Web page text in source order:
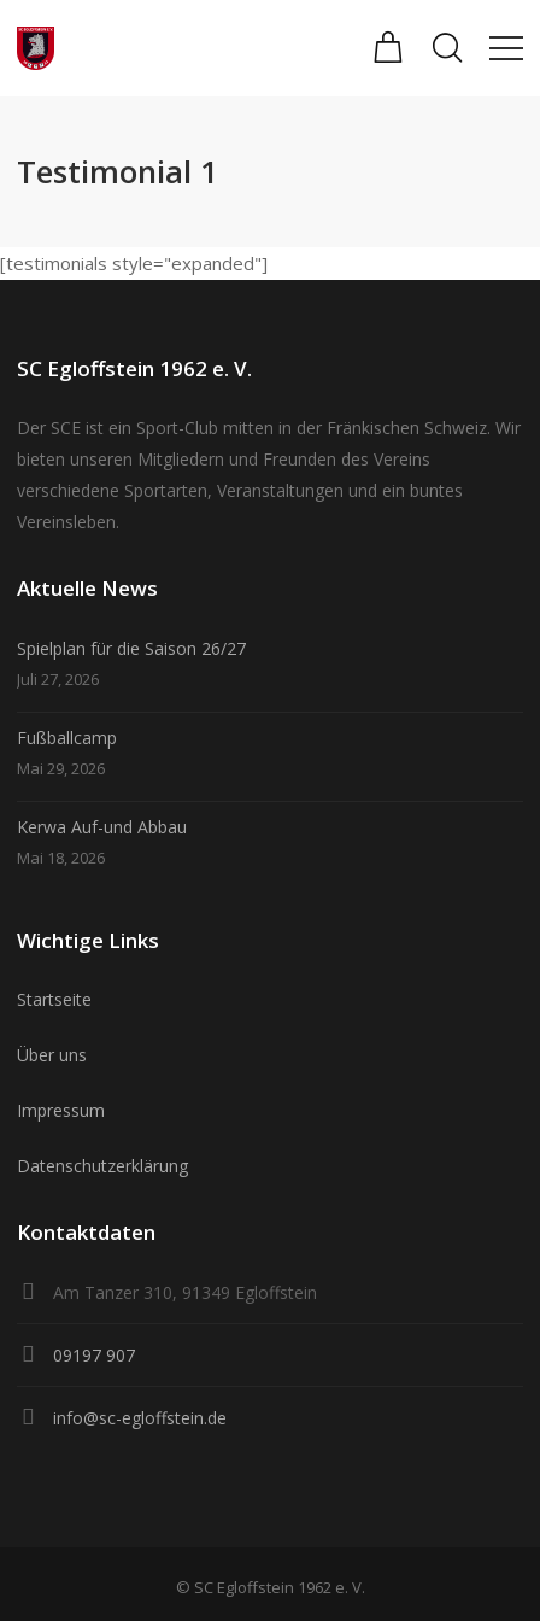
Testimonial 1
[testimonials style="expanded"]
SC Egloffstein 1962 e. V.
Der SCE ist ein Sport-Club mitten in der Fränkischen Schweiz. Wir
bieten unseren Mitgliedern und Freunden des Vereins
verschiedene Sportarten, Veranstaltungen und ein buntes
Vereinsleben.
Aktuelle News
Spielplan für die Saison 26/27
Juli 27, 2026
Fußballcamp
Mai 29, 2026
Kerwa Auf-und Abbau
Mai 18, 2026
Wichtige Links
Startseite
Über uns
Impressum
Datenschutzerklärung
Kontaktdaten
Am Tanzer 310, 91349 Egloffstein
09197 907
info@sc-egloffstein.de
© SC Egloffstein 1962 e. V.